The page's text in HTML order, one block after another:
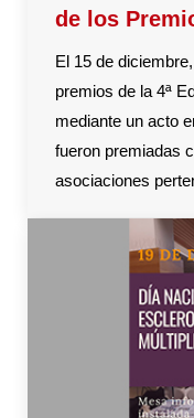
de los
El 15 de
premios de la 4ª
mediante un acto
fueron premiadas
asociaciones